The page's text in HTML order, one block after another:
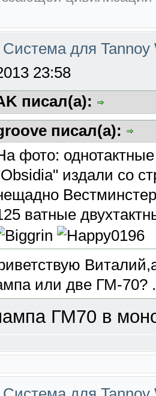
Система для
23:58
писал(а):
писал(а):
фото:
издали со
ватные
или две ГМ-70? .
ГМ70 в